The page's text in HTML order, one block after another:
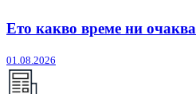
Ето какво време ни
01.08.2026